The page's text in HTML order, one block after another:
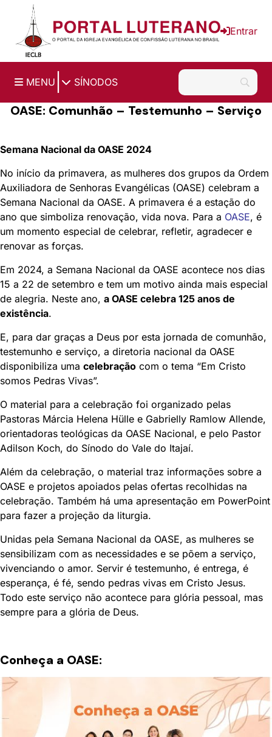
Ir para o conteúdo principal
Entrar
MENU SÍNODOS
OASE: Comunhão – Testemunho – Serviço
Semana Nacional da OASE 2024
No início da primavera, as mulheres dos grupos da Ordem
Auxiliadora de Senhoras Evangélicas (OASE) celebram a
Semana Nacional da OASE. A primavera é a estação do
ano que simboliza renovação, vida nova. Para a OASE, é
um momento especial de celebrar, refletir, agradecer e
renovar as forças.
Em 2024, a Semana Nacional da OASE acontece nos dias
15 a 22 de setembro e tem um motivo ainda mais especial
de alegria. Neste ano, a OASE celebra 125 anos de
existência.
E, para dar graças a Deus por esta jornada de comunhão,
testemunho e serviço, a diretoria nacional da OASE
disponibiliza uma celebração com o tema “Em Cristo
somos Pedras Vivas”.
O material para a celebração foi organizado pelas
Pastoras Márcia Helena Hülle e Gabrielly Ramlow Allende,
orientadoras teológicas da OASE Nacional, e pelo Pastor
Adilson Koch, do Sínodo do Vale do Itajaí.
Além da celebração, o material traz informações sobre a
OASE e projetos apoiados pelas ofertas recolhidas na
celebração. Também há uma apresentação em PowerPoint
para fazer a projeção da liturgia.
Unidas pela Semana Nacional da OASE, as mulheres se
sensibilizam com as necessidades e se põem a serviço,
vivenciando o amor. Servir é testemunho, é entrega, é
esperança, é fé, sendo pedras vivas em Cristo Jesus.
Todo este serviço não acontece para glória pessoal, mas
sempre para a glória de Deus.
Conheça a OASE: